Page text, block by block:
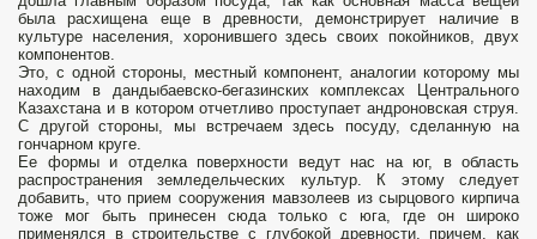
была расхищена еще в древности, демонстрирует наличие в
культуре населения, хоронившего здесь своих покойников, двух
компонентов.
Это, с одной стороны, местный компонент, аналогии которому мы
находим в дандыбаевско-бегазинских комплексах Центрального
Казахстана и в котором отчетливо проступает андроновская струя.
С другой стороны, мы встречаем здесь посуду, сделанную на
гончарном круге.
Ее формы и отделка поверхности ведут нас на юг, в область
распространения земледельческих культур. К этому следует
добавить, что прием сооружения мавзолеев из сырцового кирпича
тоже мог быть принесен сюда только с юга, где он широко
применялся в строительстве с глубокой древности, причем, как